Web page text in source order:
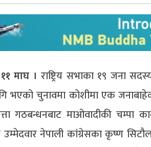
माघ । राष्ट्रिय सभाका १९ जना
भएको चुनावमा कोशीमा एक
गठबन्धनबाट माओवादीकी चम्पा
नेपाली कांग्रेसका कृष्ण